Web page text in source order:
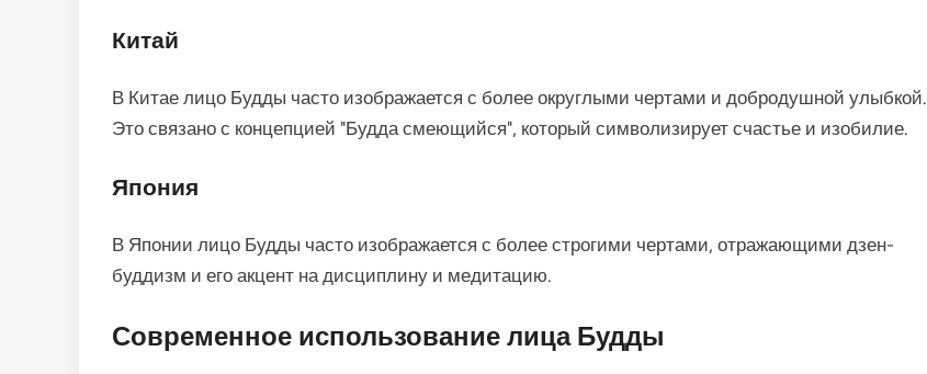
Китай
В Китае лицо Будды часто изображается с более округлыми чертами и добродушной улыбкой.
Это связано с концепцией "Будда смеющийся", который символизирует счастье и изобилие.
Япония
В Японии лицо Будды часто изображается с более строгими чертами, отражающими дзен-
буддизм и его акцент на дисциплину и медитацию.
Современное использование лица Будды